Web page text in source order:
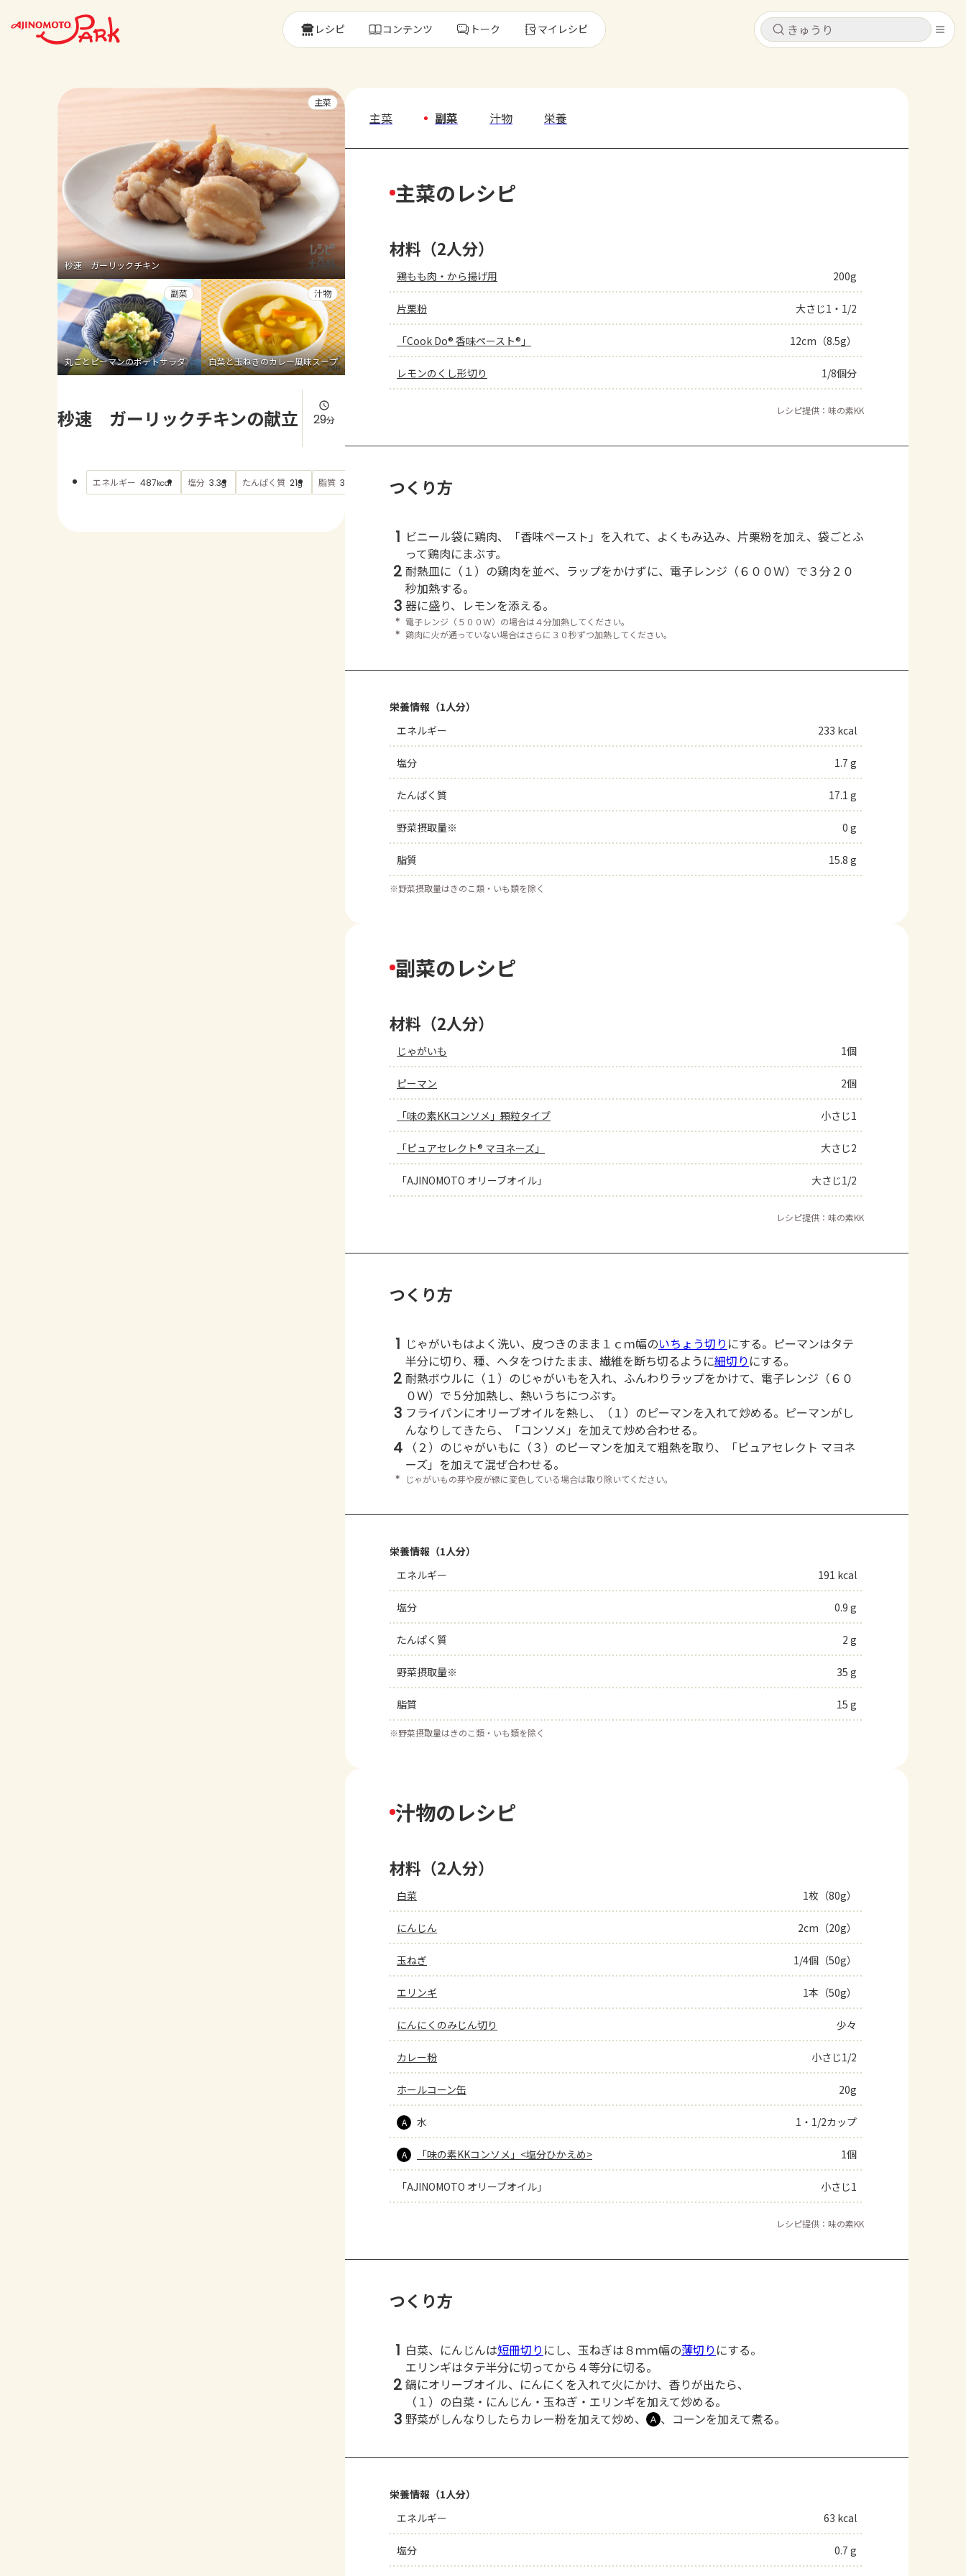
キャンセル
よくあるお問い合わせ
お買い物
キャンセル
レシピ コンテンツ トーク マイレシピ
秒速 ガーリックチキン
主菜
丸ごとピーマンのポテトサラダ
副菜
白菜と玉ねぎのカレー風味スープ
汁物
秒速 ガーリックチキンの献立 29分
エネルギー 487kcal 塩分 3.3g たんぱく質 21g 脂質 33.5 もっと見る
主菜 副菜 汁物 栄養
主菜のレシピ
材料（2人分）
鶏もも肉・から揚げ用 200g
片栗粉 大さじ1・1/2
「Cook Do® 香味ペースト®」 12cm（8.5g）
レモンのくし形切り 1/8個分
レシピ提供：味の素KK
つくり方
1 ビニール袋に鶏肉、「香味ペースト」を入れて、よくもみ込み、片栗粉を加え、袋ごとふ
って鶏肉にまぶす。
2 耐熱皿に（１）の鶏肉を並べ、ラップをかけずに、電子レンジ（６００Ｗ）で３分２０
秒加熱する。
3 器に盛り、レモンを添える。
＊ 電子レンジ（５００Ｗ）の場合は４分加熱してください。
＊ 鶏肉に火が通っていない場合はさらに３０秒ずつ加熱してください。
栄養情報（1人分）
エネルギー
233 kcal
塩分 1.7 g
たんぱく質 17.1 g
野菜摂取量※ 0 g
脂質 15.8 g
※野菜摂取量はきのこ類・いも類を除く
副菜のレシピ
材料（2人分）
じゃがいも 1個
ピーマン 2個
「味の素KKコンソメ」顆粒タイプ 小さじ1
「ピュアセレクト® マヨネーズ」 大さじ2
「AJINOMOTO オリーブオイル」 大さじ1/2
レシピ提供：味の素KK
つくり方
1 じゃがいもはよく洗い、皮つきのまま１ｃｍ幅のいちょう切り にする。ピーマンはタテ
半分に切り、種、ヘタをつけたまま、繊維を断ち切るように細切り にする。
2 耐熱ボウルに（１）のじゃがいもを入れ、ふんわりラップをかけて、電子レンジ（６０
０Ｗ）で５分加熱し、熱いうちにつぶす。
3 フライパンにオリーブオイルを熱し、（１）のピーマンを入れて炒める。ピーマンがし
んなりしてきたら、「コンソメ」を加えて炒め合わせる。
4
（２）のじゃがいもに（３）のピーマンを加えて粗熱を取り、「ピュアセレクト マヨネ
ーズ」を加えて混ぜ合わせる。
＊ じゃがいもの芽や皮が緑に変色している場合は取り除いてください。
栄養情報（1人分）
エネルギー
191 kcal
塩分 0.9 g
たんぱく質 2 g
野菜摂取量※ 35 g
脂質 15 g
※野菜摂取量はきのこ類・いも類を除く
汁物のレシピ
材料（2人分）
白菜 1枚（80g）
にんじん 2cm（20g）
玉ねぎ 1/4個（50g）
エリンギ 1本（50g）
にんにくのみじん切り 少々
カレー粉 小さじ1/2
ホールコーン缶 20g
A 水 1・1/2カップ
A 「味の素KKコンソメ」<塩分ひかえめ> 1個
「AJINOMOTO オリーブオイル」 小さじ1
レシピ提供：味の素KK
つくり方
1 白菜、にんじんは短冊切り にし、玉ねぎは８ｍｍ幅の薄切り にする。
エリンギはタテ半分に切ってから４等分に切る。
2 鍋にオリーブオイル、にんにくを入れて火にかけ、香りが出たら、
（１）の白菜・にんじん・玉ねぎ・エリンギを加えて炒める。
3 野菜がしんなりしたらカレー粉を加えて炒め、 Ａ 、コーンを加えて煮る。
栄養情報（1人分）
エネルギー
63 kcal
塩分 0.7 g